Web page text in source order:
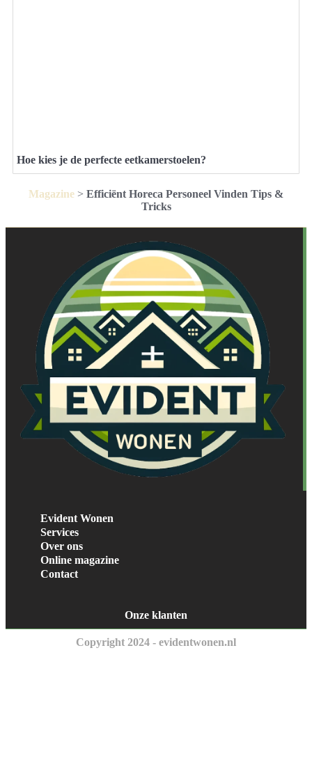
Hoe kies je de perfecte eetkamerstoelen?
Magazine > Efficiënt Horeca Personeel Vinden Tips &
Tricks
Evident Wonen
Services
Over ons
Online magazine
Contact
Onze klanten
Copyright 2024 - evidentwonen.nl